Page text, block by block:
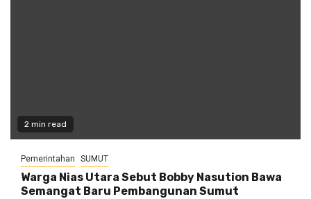
2 min read
Pemerintahan SUMUT
Warga Nias Utara Sebut Bobby Nasution Bawa
Semangat Baru Pembangunan Sumut